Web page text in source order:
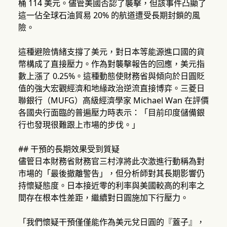
桶 114 美元。儘管美國否認了襲擊，但該事件凸顯了
這一佔全球石油貿易 20% 的航道遭受長期封鎖的風
險。
這種避險情緒支撐了美元，對日本等能源進口國的貨
幣構成了直接壓力。作為對襲擊報告的回應，美元指
數上漲了 0.25%。這種動態使財務省與傾向於日圓貶
值的強大宏觀經濟和地緣政治逆流直接博弈。三菱日
聯銀行（MUFG）高級經濟學家 Michael Wan 在評價
各國央行面臨的普遍壓力時表示：「目前印度儲備銀
行也發現很難跟上市場的步伐。」
## 干預的長期效果受到質疑
儘管日本財務省財務官三村淳將此次激進行動稱為對
市場的「最後撤離警告」，但分析師對其長期影響仍
持懷疑態度。日本接近零的利率與美國較高的利率之
間存在根本性差距，繼續對日圓施加下行壓力。
「我們懷疑干預僅僅能作為美元兌日圓的『蓋子』，